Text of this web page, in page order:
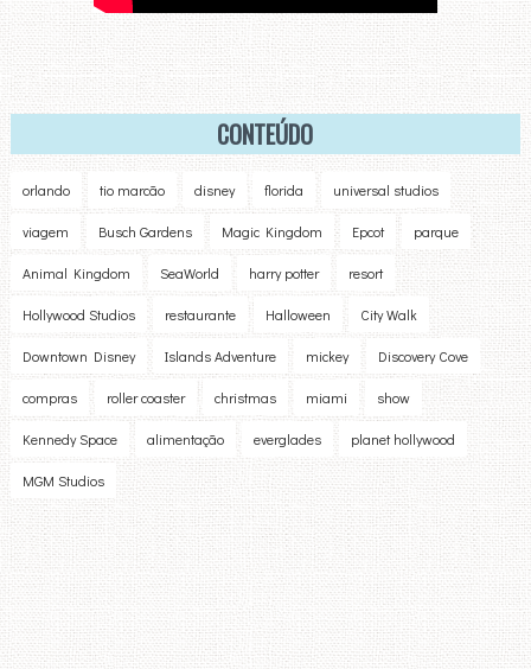
CONTEÚDO
orlando tio marcão disney florida universal studios
viagem Busch Gardens Magic Kingdom Epcot parque
Animal Kingdom SeaWorld harry potter resort
Hollywood Studios restaurante Halloween City Walk
Downtown Disney Islands Adventure mickey Discovery Cove
compras roller coaster christmas miami show
Kennedy Space alimentação everglades planet hollywood
MGM Studios